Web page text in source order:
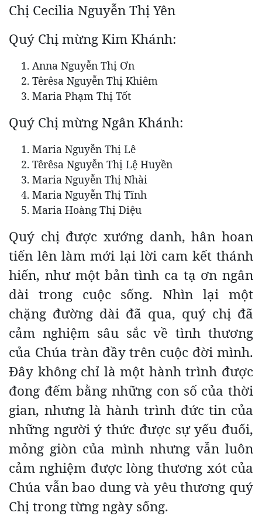
Chị Cecilia Nguyễn Thị Yên
Quý Chị mừng Kim Khánh:
Anna Nguyễn Thị Ơn
Têrêsa Nguyễn Thị Khiêm
Maria Phạm Thị Tốt
Quý Chị mừng Ngân Khánh:
Maria Nguyễn Thị Lê
Têrêsa Nguyễn Thị Lệ Huyền
Maria Nguyễn Thị Nhài
Maria Nguyễn Thị Tĩnh
Maria Hoàng Thị Diệu
Quý chị được xướng danh, hân hoan
tiến lên làm mới lại lời cam kết thánh
hiến, như một bản tình ca tạ ơn ngân
dài trong cuộc sống. Nhìn lại một
chặng đường dài đã qua, quý chị đã
cảm nghiệm sâu sắc về tình thương
của Chúa tràn đầy trên cuộc đời mình.
Đây không chỉ là một hành trình được
đong đếm bằng những con số của thời
gian, nhưng là hành trình đức tin của
những người ý thức được sự yếu đuối,
mỏng giòn của mình nhưng vẫn luôn
cảm nghiệm được lòng thương xót của
Chúa vẫn bao dung và yêu thương quý
Chị trong từng ngày sống.